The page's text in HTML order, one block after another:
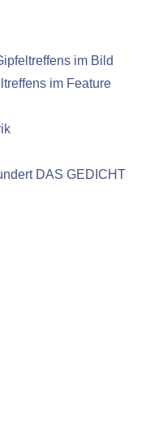
im Bild
im Feature
DAS GEDICHT